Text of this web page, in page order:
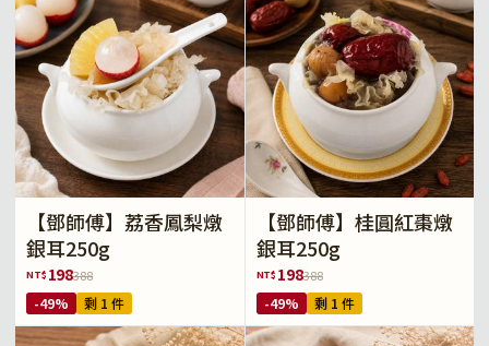
【鄧師傅】荔香鳳梨燉
銀耳250g
NT$ 198388
-49% 剩 1 件
【鄧師傅】桂圓紅棗燉
銀耳250g
NT$ 198388
-49% 剩 1 件